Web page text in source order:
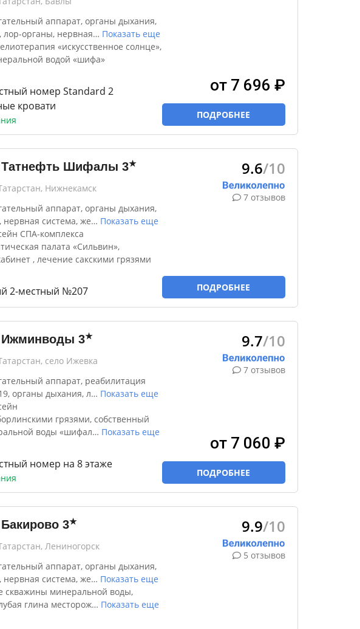
аппарат, органы дыхания,
лор-органы, нервная… Показать еще
«искусственное солнце»,
водой «шифа»
номер Standard 2
кровати
от 7 696 ₽
ПОДРОБНЕЕ
Татнефть Шифалы 3★
Нижнекамск
аппарат, органы дыхания,
нервная система, же… Показать еще
СПА-комплекса
палата «Сильвин»,
, лечение сакскими грязями
2-местный №207
9.6/10
7 отзывов
ПОДРОБНЕЕ
Ижминводы 3★
село Ижевка
аппарат, реабилитация
органы дыхания, л… Показать еще
грязями, собственный
воды «шифал… Показать еще
номер на 8 этаже
9.7/10
7 отзывов
от 7 060 ₽
ПОДРОБНЕЕ
3★
Лениногорск
аппарат, органы дыхания,
нервная система, же… Показать еще
скважины минеральной воды,
глина месторож… Показать еще
9.9/10
5 отзывов